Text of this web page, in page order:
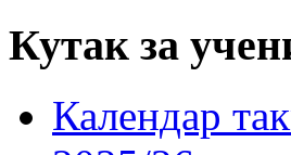
Кутак за
Календар